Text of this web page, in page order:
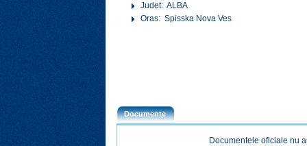
Judet: ALBA
Oras: Spisska Nova Ves
Documente
Documentele oficiale nu